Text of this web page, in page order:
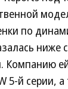
по
ниже
Компанию
5-й серии, а